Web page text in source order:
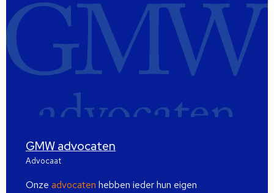
GMW advocaten
Advocaat
Onze advocaten hebben ieder hun eigen